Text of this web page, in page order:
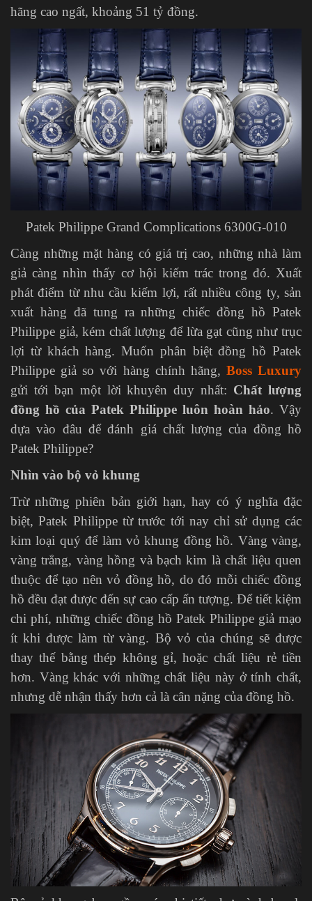
hãng cao ngất, khoảng 51 tỷ đồng.
Patek Philippe Grand Complications 6300G-010
Càng những mặt hàng có giá trị cao, những nhà làm
giả càng nhìn thấy cơ hội kiếm trác trong đó. Xuất
phát điểm từ nhu cầu kiếm lợi, rất nhiều công ty, sản
xuất hàng đã tung ra những chiếc đồng hồ Patek
Philippe giả, kém chất lượng để lừa gạt cũng như trục
lợi từ khách hàng. Muốn phân biệt đồng hồ Patek
Philippe giả so với hàng chính hãng, Boss Luxury
gửi tới bạn một lời khuyên duy nhất: Chất lượng
đồng hồ của Patek Philippe luôn hoàn hảo. Vậy
dựa vào đâu để đánh giá chất lượng của đồng hồ
Patek Philippe?
Nhìn vào bộ vỏ khung
Trừ những phiên bản giới hạn, hay có ý nghĩa đặc
biệt, Patek Philippe từ trước tới nay chỉ sử dụng các
kim loại quý để làm vỏ khung đồng hồ. Vàng vàng,
vàng trắng, vàng hồng và bạch kim là chất liệu quen
thuộc để tạo nên vỏ đồng hồ, do đó mỗi chiếc đồng
hồ đều đạt được đến sự cao cấp ấn tượng. Để tiết kiệm
chi phí, những chiếc đồng hồ Patek Philippe giả mạo
ít khi được làm từ vàng. Bộ vỏ của chúng sẽ được
thay thế bằng thép không gỉ, hoặc chất liệu rẻ tiền
hơn. Vàng khác với những chất liệu này ở tính chất,
nhưng dễ nhận thấy hơn cả là cân nặng của đồng hồ.